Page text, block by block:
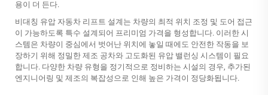
용이 더 든다.
비대칭 유압 자동차 리프트 설계는 차량의 최적 위치 조정 및 도어 접근
이 가능하도록 특수 설계되어 프리미엄 가격을 형성합니다. 이러한 시
스템은 차량이 중심에서 벗어난 위치에 놓일 때에도 안전한 작동을 보
장하기 위해 정밀한 제조 공차와 고도화된 유압 밸런싱 시스템이 필요
합니다. 다양한 차량 유형을 정기적으로 정비하는 시설의 경우, 추가된
엔지니어링 및 제조의 복잡성으로 인해 높은 가격이 정당화됩니다.